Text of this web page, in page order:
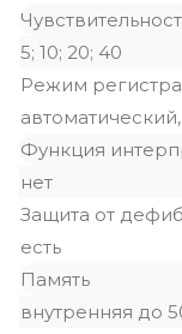
5; 10; 20; 40
Режим
Функция
нет
Защита от
есть
Память
внутренняя до